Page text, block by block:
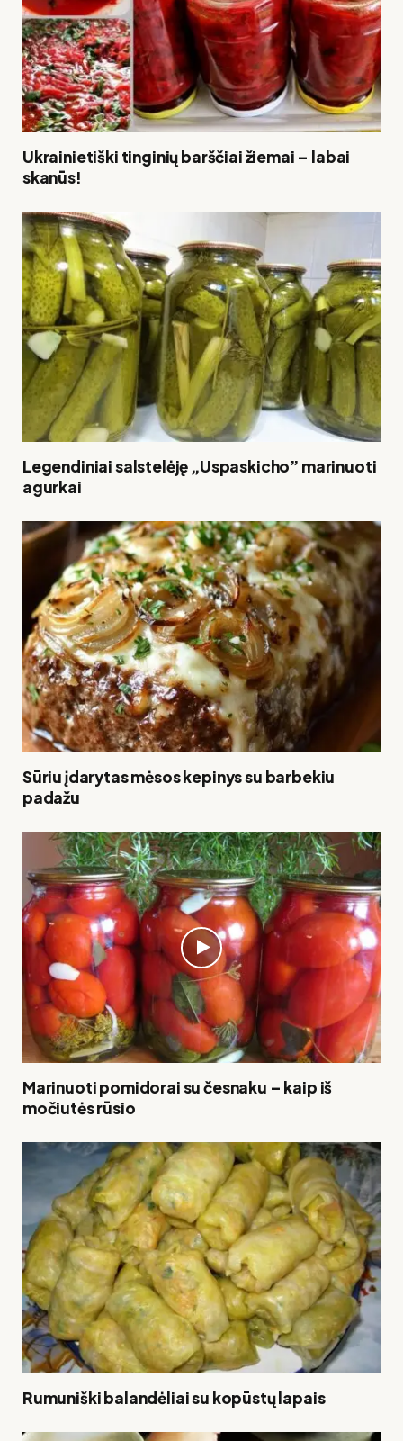
Ukrainietiški tinginių barščiai žiemai – labai
skanūs!
Legendiniai salstelėję „Uspaskicho” marinuoti
agurkai
Sūriu įdarytas mėsos kepinys su barbekiu
padažu
Marinuoti pomidorai su česnaku – kaip iš
močiutės rūsio
Rumuniški balandėliai su kopūstų lapais